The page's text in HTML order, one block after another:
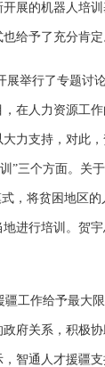
展的机器人培
给予了充分肯定
展举行了专题讨
在人力资源工
力支持，对此
”三个方面。关
，将贫困地区
进行培训。贺
工作给予最大
政府关系，积极
智通人才援疆